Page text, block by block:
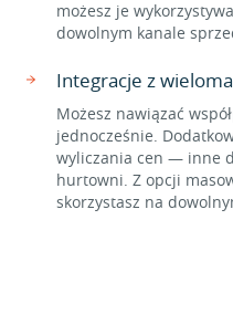
możesz je
dowolnym kanale
Integracje z
Możesz nawiązać
jednocześnie.
wyliczania cen — inne
hurtowni. Z opcji
skorzystasz na